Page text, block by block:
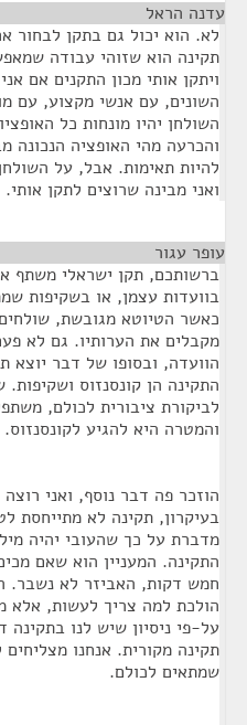
עדנה הראל
לא. הוא יכול גם בתקן לבחור
תקינה הוא שזוהי עבודה
ויתקן אותי מכון התקנים אם
השונים, עם אנשי מקצוע, עם
השולחן יהיו מונחות כל
והכרעה מהי האופציה הנכונה
להיות תאימות. אבל, על
ואני מבינה שרוצים לתקן אותי.
עופר עגור
ברשותכם, תקן ישראלי משתף
בוועדות עצמן, או בשקיפות
כאשר הטיוטא מגובשת,
מקבלים את הערותיו. גם לא
הוועדה, ובסופו של דבר יוצא
התקינה הן קונסנזוס
לביקורת ציבורית לכולם,
והמטרה היא להגיע לקונסנזוס.
הוזכר פה דבר נוסף, ואני
בעיקרון, תקינה לא מתייחסת
מדברת על כך שהעובי יהיה
חמש דקות, האביזר לא נשבר.
הולכת למה צריך לעשות, אלא
על-פי ניסיון שיש לנו בתקינה
תקינה מקורית. אנחנו
שמתאים לכולם.